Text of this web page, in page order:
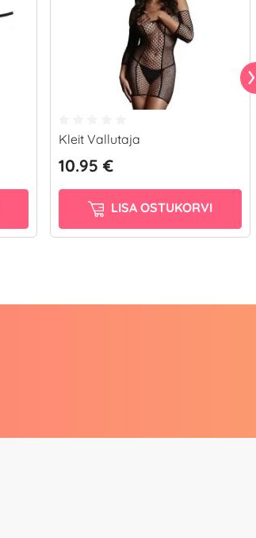
Kleit Vallutaja
10.95 €
LISA OSTUKORVI